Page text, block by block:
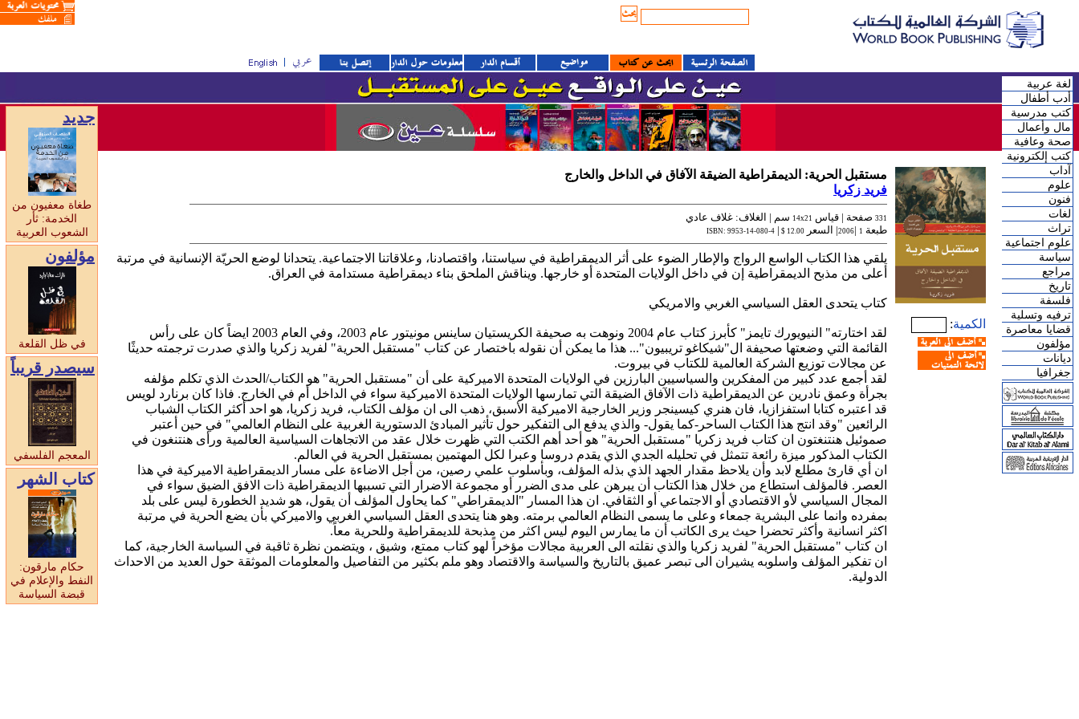
لغة عربية
أدب أطفال
كتب مدرسية
مال وأعمال
صحة وعافية
كتب إلكترونية
آداب
علوم
فنون
لغات
تراث
علوم اجتماعية
سياسة
مراجع
تاريخ
فلسفة
ترفيه وتسلية
قضايا معاصرة
مؤلفون
ديانات
جغرافيا
مستقبل الحرية: الديمقراطية الضيقة الآفاق في الداخل والخارج
فريد زكريا
331 صفحة | قياس 14x21 سم | الغلاف: غلاف عادي
طبعة 1
|
2006| السعر 12.00 $
|
ISBN: 9953-14-080-4
يلقي هذا الكتاب الواسع الرواج والإطار الضوء على أثر الديمقراطية في سياستنا، واقتصادنا، وعلاقاتنا الاجتماعية. يتحدانا لوضع الحريّة الإنسانية في مرتبة
أعلى من مذبح الديمقراطية إن في داخل الولايات المتحدة أو خارجها. ويناقش الملحق بناء ديمقراطية مستدامة في العراق.
كتاب يتحدى العقل السياسي الغربي والامريكي
لقد اختارته" النيويورك تايمز" كأبرز كتاب عام 2004 ونوهت به صحيفة الكريستيان ساينس مونيتور عام 2003، وفي العام 2003 ايضاً كان على رأس
القائمة التي وضعتها صحيفة ال"شيكاغو تريبيون"... هذا ما يمكن أن نقوله باختصار عن كتاب "مستقبل الحرية" لفريد زكريا والذي صدرت ترجمته حديثًا
عن مجالات توزيع الشركة العالمية للكتاب في بيروت.
لقد أجمع عدد كبير من المفكرين والسياسيين البارزين في الولايات المتحدة الاميركية على أن "مستقبل الحرية" هو الكتاب/الحدث الذي تكلم مؤلفه
بجرأة وعمق نادرين عن الديمقراطية ذات الآفاق الضيقة التي تمارسها الولايات المتحدة الاميركية سواء في الداخل أم في الخارج. فاذا كان برنارد لويس
قد اعتبره كتابا استفزازيا، فان هنري كيسينجر وزير الخارجية الاميركية الأسبق، ذهب الى ان مؤلف الكتاب، فريد زكريا، هو احد أكثر الكتاب الشباب
الرائعين "وقد انتج هذا الكتاب الساحر-كما يقول- والذي يدفع الى التفكير حول تأثير المبادئ الدستورية الغربية على النظام العالمي" في حين أعتبر
صموئيل هنتنغتون ان كتاب فريد زكريا "مستقبل الحرية" هو أحد أهم الكتب التي ظهرت خلال عقد من الاتجاهات السياسية العالمية ورأى هنتنغون في
الكتاب المذكور ميزة رائعة تتمثل في تحليله الجدي الذي يقدم دروسا وعبرا لكل المهتمين بمستقبل الحرية في العالم.
ان أي قارئ مطلع لابد وأن يلاحظ مقدار الجهد الذي بذله المؤلف، وبأسلوب علمي رصين، من أجل الاضاءة على مسار الديمقراطية الاميركية في هذا
العصر. فالمؤلف استطاع من خلال هذا الكتاب أن يبرهن على مدى الضرر أو مجموعة الاضرار التي تسببها الديمقراطية ذات الافق الضيق سواء في
المجال السياسي لأو الاقتصادي أو الاجتماعي أو الثقافي. ان هذا المسار "الديمقراطي" كما يحاول المؤلف أن يقول، هو شديد الخطورة ليس على بلد
بمفرده وانما على البشرية جمعاء وعلى ما يسمى النظام العالمي برمته. وهو هنا يتحدى العقل السياسي الغربي والاميركي بأن يضع الحرية في مرتبة
اكثر انسانية وأكثر تحضرا حيث يرى الكاتب أن ما يمارس اليوم ليس اكثر من مذبحة للديمقراطية وللحرية معاً.
ان كتاب "مستقبل الحرية" لفريد زكريا والذي نقلته الى العربية مجالات مؤخراً لهو كتاب ممتع، وشيق ، ويتضمن نظرة ثاقبة في السياسة الخارجية، كما
ان تفكير المؤلف واسلوبه يشيران الى تبصر عميق بالتاريخ والسياسة والاقتصاد وهو ملم بكثير من التفاصيل والمعلومات الموثقة حول العديد من الاحداث
الدولية.
:الكمية
جديد
طغاة معفيون من
الخدمة: ثأر
الشعوب العربية
مؤلفون
في ظل القلعة
سيصدر قريبا
المعجم الفلسفي
كتاب الشهر
حكام مارقون:
النفط والإعلام في
قبضة السياسة